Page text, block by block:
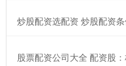
炒股配资选配资 炒股配资
股票配资公司大全 配资股